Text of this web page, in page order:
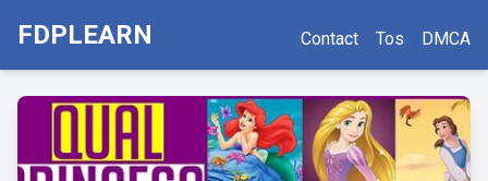
FDPLEARN Contact Tos DMCA